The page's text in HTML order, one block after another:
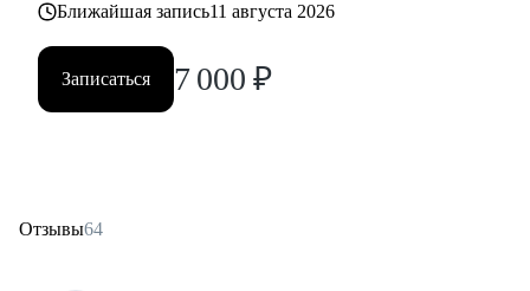
Ближайшая запись11 августа 2026
Записаться 7 000 ₽
Отзывы64